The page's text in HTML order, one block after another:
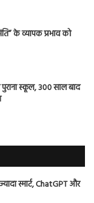
के व्यापक प्रभाव को
स्कूल, 300 साल बाद
स्मार्ट, ChatGPT और